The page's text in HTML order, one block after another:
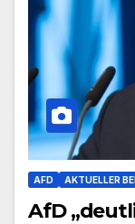
AFD AKTUELLER
AfD